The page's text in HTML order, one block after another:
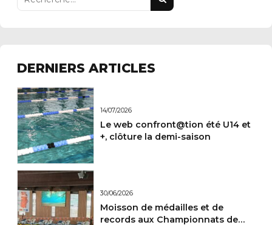
DERNIERS ARTICLES
14/07/2026
Le web confront@tion été U14 et
+, clôture la demi-saison
30/06/2026
Moisson de médailles et de
records aux Championnats de